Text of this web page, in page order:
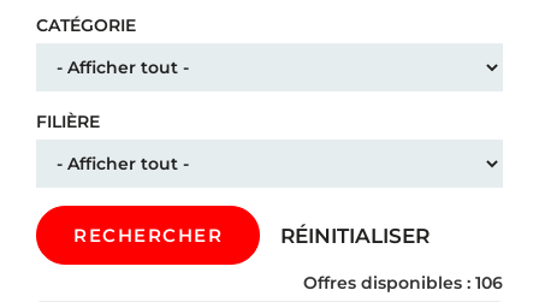
CATÉGORIE
FILIÈRE
RECHERCHER RÉINITIALISER
Offres disponibles : 106